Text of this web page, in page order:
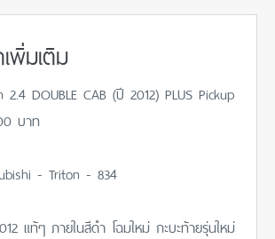
พิ่มเติม
DOUBLE CAB (ปี 2012) PLUS Pickup
บาท
- Triton - 834
แท้ๆ ภายในสีดำ โฉมใหม่ กะบะท้ายรุ่นใหม่